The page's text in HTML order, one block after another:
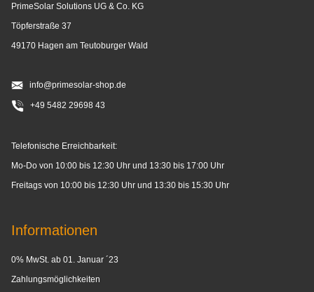
PrimeSolar Solutions UG & Co. KG
Töpferstraße 37
49170 Hagen am Teutoburger Wald
info@primesolar-shop.de
+49 5482 29698 43
Telefonische Erreichbarkeit:
Mo-Do von 10:00 bis 12:30 Uhr und 13:30 bis 17:00 Uhr
Freitags von 10:00 bis 12:30 Uhr und 13:30 bis 15:30 Uhr
Informationen
0% MwSt. ab 01. Januar ´23
Zahlungsmöglichkeiten